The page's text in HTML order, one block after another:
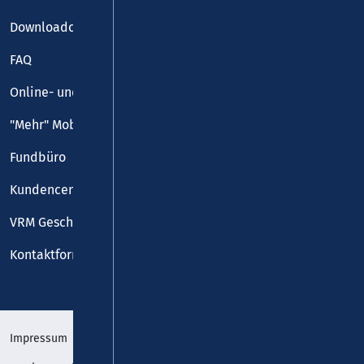
Downloadcenter
FAQ
Online- und Handy-Tickets
"Mehr" Mobilität
Fundbüro
Kundencenter
VRM Geschäftsstelle
Kontaktformular
Impressum